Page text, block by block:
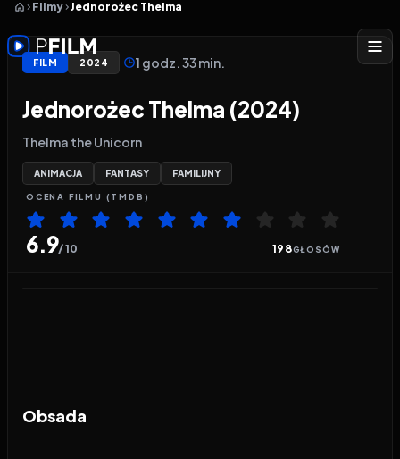
Filmy Jednorożec Thelma
FILM 2024 1 godz. 33 min.
Jednorożec Thelma (2024)
Thelma the Unicorn
ANIMACJA FANTASY FAMILIJNY
OCENA FILMU (TMDB)
6.9/ 10 198GŁOSÓW
Obsada